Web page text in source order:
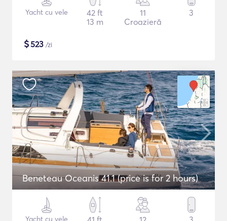
Yacht cu vele
42 ft
13 m
11
Croazieră
3
$523 /zi
Beneteau Oceanis 41.1 (price is for 2 hours)
Yacht cu vele